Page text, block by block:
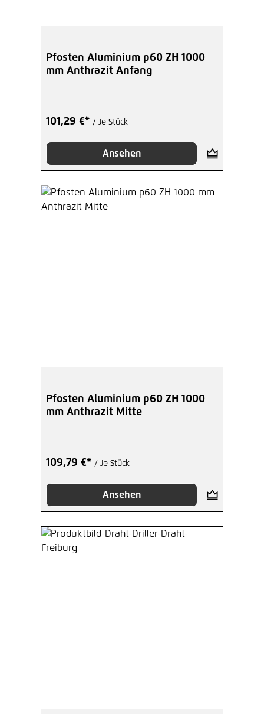
Pfosten Aluminium p60 ZH 1000
mm Anthrazit Anfang
101,29 €* / Je Stück
Ansehen
Pfosten Aluminium p60 ZH 1000
mm Anthrazit Mitte
109,79 €* / Je Stück
Ansehen